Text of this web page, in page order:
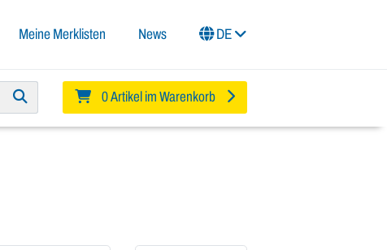
Meine Merklisten News DE
0 Artikel im Warenkorb